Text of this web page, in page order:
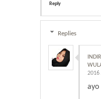
Reply
Replies
2016
ayo